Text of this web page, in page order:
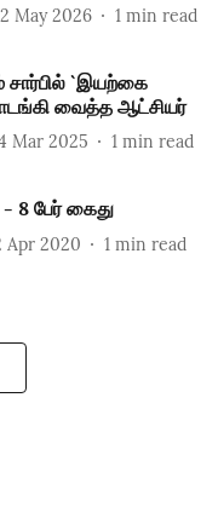
May 2026 1 min read
சார்பில் `இயற்கை
வைத்த ஆட்சியர்
Mar 2025 1 min read
8 பேர் கைது
Apr 2020 1 min read